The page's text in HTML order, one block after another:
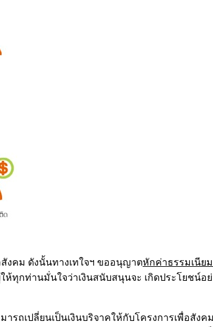
งคม ดังนั้นทางเทใจฯ ขออนุญาตหักค่าธรรมเนียม
ทุกท่านมั่นใจว่าเงินสนับสนุนจะ เกิดประโยชน์
รถเปลี่ยนเป็นเงินบริจาคให้กับโครงการเพื่อสั